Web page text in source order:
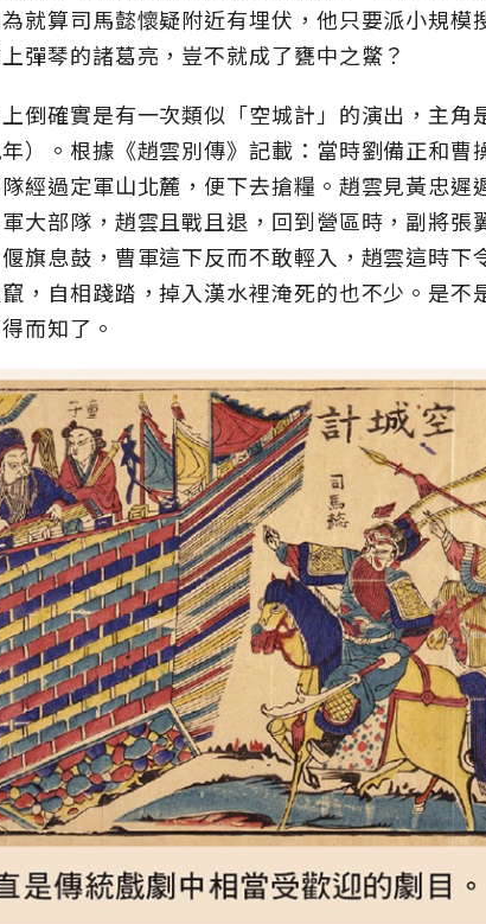
為就算司馬懿懷疑附近有埋伏，他只要派小規模
彈琴的諸葛亮，豈不就成了甕中之鱉？
倒確實是有一次類似「空城計」的演出，主角
）。根據《趙雲別傳》記載：當時劉備正和曹
經過定軍山北麓，便下去搶糧。趙雲見黃忠遲
大部隊，趙雲且戰且退，回到營區時，副將張
旗息鼓，曹軍這下反而不敢輕入，趙雲這時下
，自相踐踏，掉入漢水裡淹死的也不少。是不
而知了。